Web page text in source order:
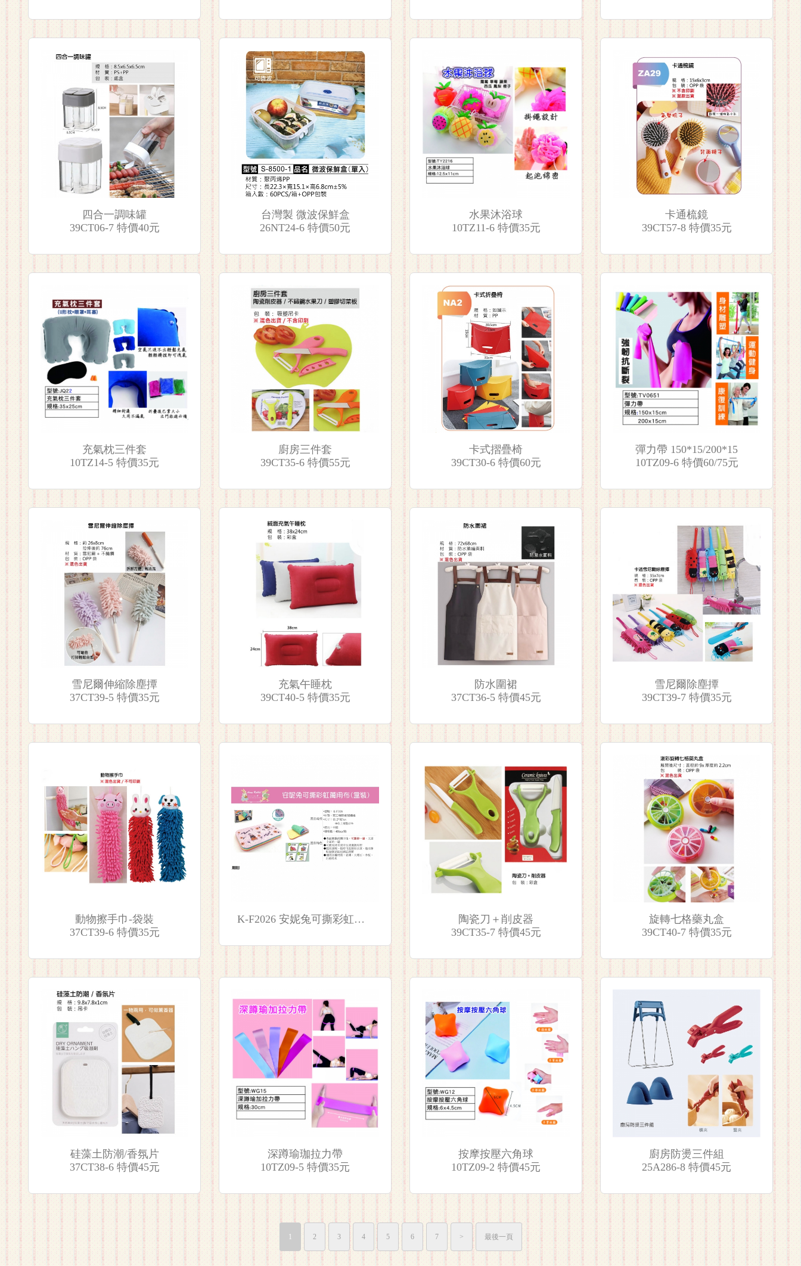
四合一調味罐
39CT06-7 特價40元
台灣製 微波保鮮盒
26NT24-6 特價50元
水果沐浴球
10TZ11-6 特價35元
卡通梳鏡
39CT57-8 特價35元
充氣枕三件套
10TZ14-5 特價35元
廚房三件套
39CT35-6 特價55元
卡式摺疊椅
39CT30-6 特價60元
彈力帶 150*15/200*15
10TZ09-6 特價60/75元
雪尼爾伸縮除塵撢
37CT39-5 特價35元
充氣午睡枕
39CT40-5 特價35元
防水圍裙
37CT36-5 特價45元
雪尼爾除塵撢
39CT39-7 特價35元
動物擦手巾-袋裝
37CT39-6 特價35元
K-F2026 安妮兔可撕彩虹萬用布
陶瓷刀＋削皮器
39CT35-7 特價45元
旋轉七格藥丸盒
39CT40-7 特價35元
硅藻土防潮/香氛片
37CT38-6 特價45元
深蹲瑜珈拉力帶
10TZ09-5 特價35元
按摩按壓六角球
10TZ09-2 特價45元
廚房防燙三件組
25A286-8 特價45元
1 2 3 4 5 6 7 > 最後一頁